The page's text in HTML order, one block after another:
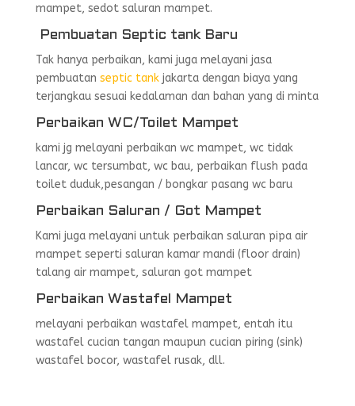
mampet, sedot saluran mampet.
Pembuatan Septic tank Baru
Tak hanya perbaikan, kami juga melayani jasa
pembuatan septic tankjakarta dengan biaya yang
terjangkau sesuai kedalaman dan bahan yang di minta
Perbaikan WC/Toilet Mampet
kami jg melayani perbaikan wc mampet, wc tidak
lancar, wc tersumbat, wc bau, perbaikan flush pada
toilet duduk,pesangan / bongkar pasang wc baru
Perbaikan Saluran / Got Mampet
Kami juga melayani untuk perbaikan saluran pipa air
mampet seperti saluran kamar mandi (floor drain)
talang air mampet, saluran got mampet
Perbaikan Wastafel Mampet
melayani perbaikan wastafel mampet, entah itu
wastafel cucian tangan maupun cucian piring (sink)
wastafel bocor, wastafel rusak, dll.